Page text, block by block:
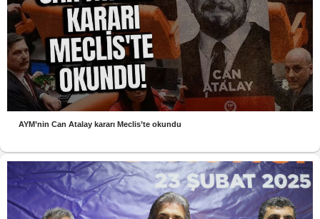
AYM’nin Can Atalay kararı Meclis’te okundu